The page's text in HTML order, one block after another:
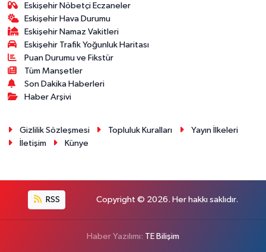
Eskişehir Nöbetçi Eczaneler
Eskişehir Hava Durumu
Eskişehir Namaz Vakitleri
Eskişehir Trafik Yoğunluk Haritası
Puan Durumu ve Fikstür
Tüm Manşetler
Son Dakika Haberleri
Haber Arşivi
Gizlilik Sözleşmesi Topluluk Kuralları
Yayın İlkeleri
İletişim
Künye
RSS Copyright © 2026. Her hakkı saklıdır.
Haber Yazılımı: TE Bilişim